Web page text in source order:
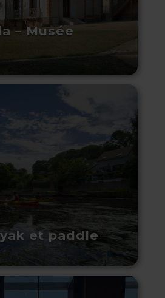
– Musée
et paddle